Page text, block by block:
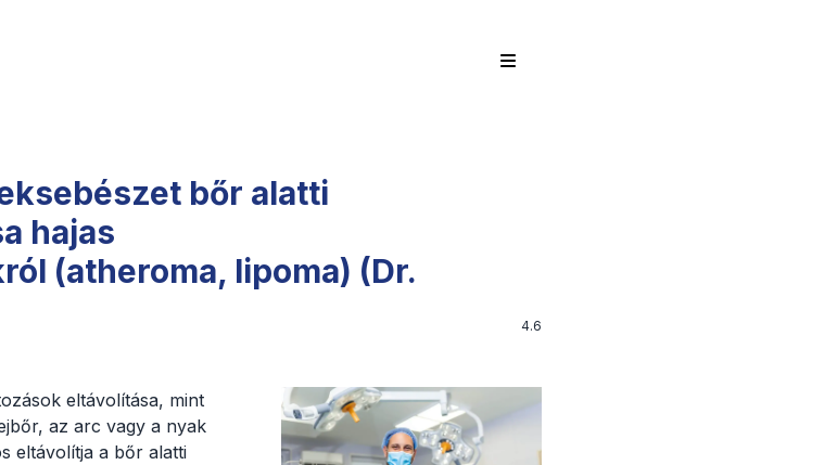
bőr alatti
hajas
(atheroma, lipoma) (Dr.
4.6
eltávolítása, mint
az arc vagy a nyak
eltávolítja a bőr alatti